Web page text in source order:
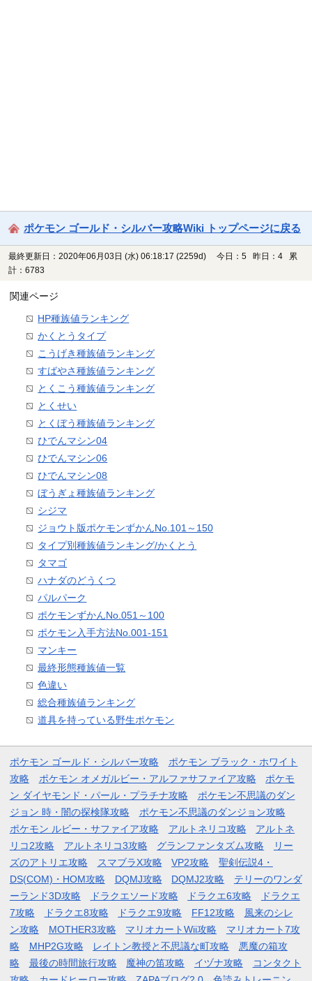
ポケモン ゴールド・シルバー攻略Wiki トップページに戻る
最終更新日：2020年06月03日 (水) 06:18:17 (2259d)
今日：5 昨日：4 累
計：6783
関連ページ
HP種族値ランキング
かくとうタイプ
こうげき種族値ランキング
すばやさ種族値ランキング
とくこう種族値ランキング
とくせい
とくぼう種族値ランキング
ひでんマシン04
ひでんマシン06
ひでんマシン08
ぼうぎょ種族値ランキング
シジマ
ジョウト版ポケモンずかんNo.101～150
タイプ別種族値ランキング/かくとう
タマゴ
ハナダのどうくつ
パルパーク
ポケモンずかんNo.051～100
ポケモン入手方法No.001-151
マンキー
最終形態種族値一覧
色違い
総合種族値ランキング
道具を持っている野生ポケモン
ポケモン ゴールド・シルバー攻略
ポケモン ブラック・ホワイト
攻略
ポケモン オメガルビー・アルファサファイア攻略
ポケモ
ン ダイヤモンド・パール・プラチナ攻略
ポケモン不思議のダン
ジョン 時・闇の探検隊攻略
ポケモン不思議のダンジョン攻略
ポケモン ルビー・サファイア攻略
アルトネリコ攻略
アルトネ
リコ2攻略
アルトネリコ3攻略 グランファンタズム攻略
リー
ズのアトリエ攻略
スマブラX攻略 VP2攻略
聖剣伝説4・
DS(COM)・HOM攻略
DQMJ攻略 DQMJ2攻略
テリーのワンダ
ーランド3D攻略
ドラクエソード攻略 ドラクエ6攻略
ドラクエ
7攻略
ドラクエ8攻略 ドラクエ9攻略 FF12攻略
風来のシレ
ン攻略
MOTHER3攻略 マリオカートWii攻略
マリオカート7攻
略
MHP2G攻略 レイトン教授と不思議な町攻略
悪魔の箱攻
略
最後の時間旅行攻略 魔神の笛攻略 イヅナ攻略
コンタクト